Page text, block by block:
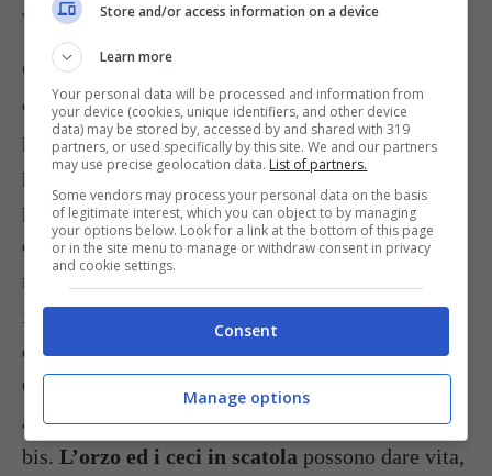
VARIANTI
Quello tra l’orzo, i ceci e i pomodorini
costituisce un abbinamento ricco e gustoso:
perchè non servirlo sottoforma di insalata adatta
per il pranzo di tutta la famiglia? Rappresenta un
piatto completo ed appagante ma facilmente
digeribile.L’orzo con ceci e zucchineè un must:
mescolate bene il tutto dopo avere cotto gli
ingredienti secondo i tempi ed i modi preferiti,
quindi unite abbondante curry o curcuma.
Otterrete un primo speziato e talmente piacevole
al palato da rendere impossibile non chiedere il
bis. L’orzo ed i ceci in scatola possono dare vita,
Store and/or access information on a device
Learn more
Your personal data will be processed and information from
your device (cookies, unique identifiers, and other device
data) may be stored by, accessed by and shared with 319
partners, or used specifically by this site. We and our partners
may use precise geolocation data. List of partners.
Some vendors may process your personal data on the basis
of legitimate interest, which you can object to by managing
your options below. Look for a link at the bottom of this page
or in the site menu to manage or withdraw consent in privacy
and cookie settings.
Consent
Manage options